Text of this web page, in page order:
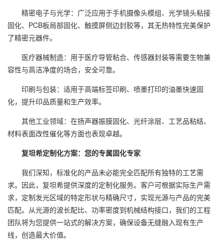
精密电子与光学：广泛应用于手机摄像头模组、光学镜头粘接
固化、PCB板局部固化、触摸屏侧边封胶等，其无热特性完美保护
了精密元器件。
医疗器械制造：用于医疗导管粘合、传感器封装等需要生物兼
容性与高洁净度的场合，安全可靠。
印刷与包装：适用于高端标签印刷、喷墨打印的油墨快速固
化，提升印品质量和生产效率。
其他工业领域：在扬声器振膜固化、光纤涂层、工艺品粘结、
材料表面改性催化等方面也表现卓越。
复坦希定制化方案：您的专属固化专家
我们深知，标准化的产品未必能完全匹配所有独特的工艺需
求。因此，复坦希提供深度的定制化服务。客户可根据实际生产需
求，定制发光区域的特定形状与精确尺寸，实现光源与产品的完美
匹配。从光源的波长配比、功率密度到机械结构接口，我们的工程
团队将为您提供一站式的解决方案，确保设备无缝融入现有生产
线，创造最大价值。